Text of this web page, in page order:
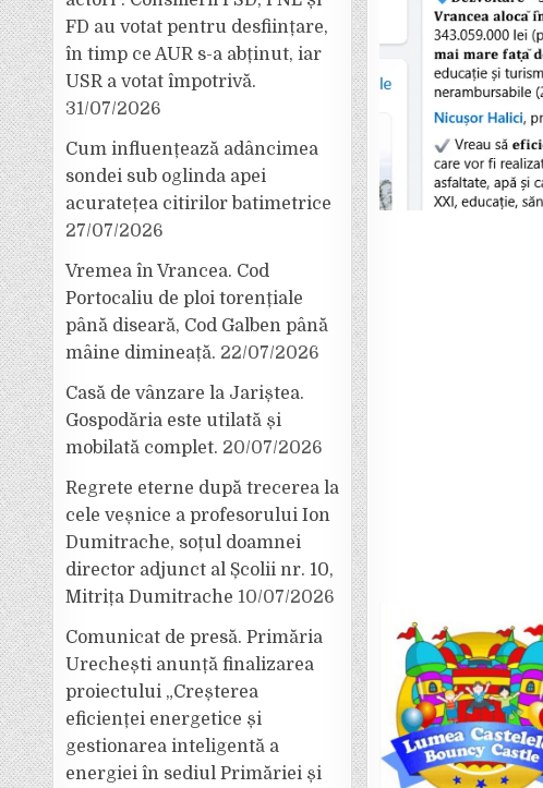
FD au votat pentru desființare,
în timp ce AUR s-a abținut, iar
USR a votat împotrivă.
31/07/2026
Cum influențează adâncimea
sondei sub oglinda apei
acuratețea citirilor batimetrice
27/07/2026
Vremea în Vrancea. Cod
Portocaliu de ploi torențiale
până diseară, Cod Galben până
mâine dimineață. 22/07/2026
Casă de vânzare la Jariștea.
Gospodăria este utilată și
mobilată complet. 20/07/2026
Regrete eterne după trecerea la
cele veșnice a profesorului Ion
Dumitrache, soțul doamnei
director adjunct al Școlii nr. 10,
Mitrița Dumitrache 10/07/2026
Comunicat de presă. Primăria
Urechești anunță finalizarea
proiectului „Creșterea
eficienței energetice și
gestionarea inteligentă a
energiei în sediul Primăriei și